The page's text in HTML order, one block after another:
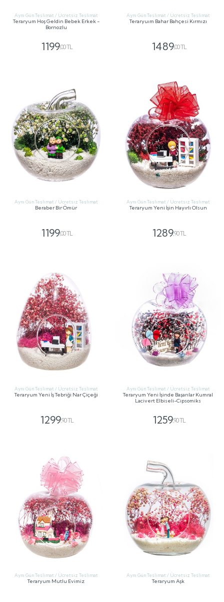
Aynı Gün Teslimat / Ücretsiz Teslimat
Teraryum Hoş Geldin Bebek Erkek -
Bornozlu
1199,00 TL
Aynı Gün Teslimat / Ücretsiz Teslimat
Teraryuım Bahar Bahçesi Kırmızı
1489,00 TL
Aynı Gün Teslimat / Ücretsiz Teslimat
Beraber Bir Ömür
1199,00 TL
Aynı Gün Teslimat / Ücretsiz Teslimat
Teraryum Yeni İşin Hayırlı Olsun
1289,90 TL
Aynı Gün Teslimat / Ücretsiz Teslimat
Teraryum Yeni İş Tebriği Nar Çiçeği
1299,90 TL
Aynı Gün Teslimat / Ücretsiz Teslimat
Teraryum Yeni İşinde Başarılar Kumral
Lacivert Elbiseli-Cipsomiks
1259,90 TL
Aynı Gün Teslimat / Ücretsiz Teslimat
Teraryum Mutlu Evimiz
Aynı Gün Teslimat / Ücretsiz Teslimat
Teraryum Aşk